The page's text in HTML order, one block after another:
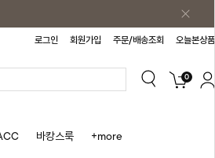
로그인 회원가입 주문/배송조회 오늘본상품
0
바캉스룩 +more